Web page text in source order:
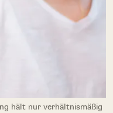
hält nur verhältnismäßig